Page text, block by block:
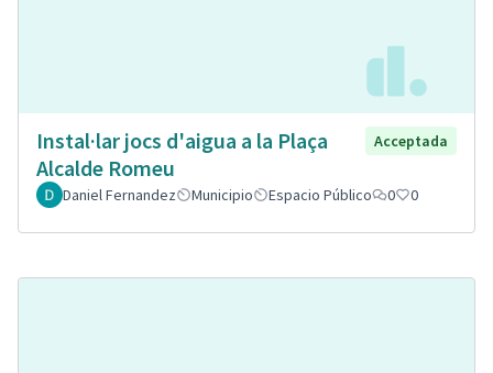
Instal·lar jocs d'aigua a la Plaça
Alcalde Romeu
Acceptada
Daniel Fernandez Municipio Espacio Público 0 0